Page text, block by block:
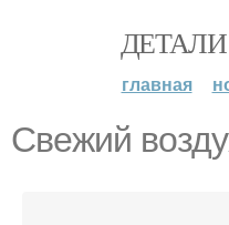
ДЕТАЛИ
главная
Свежий